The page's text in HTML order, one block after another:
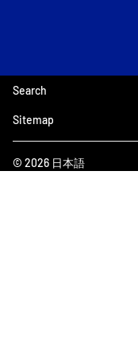
© 2026 日本語
Search
Sitemap